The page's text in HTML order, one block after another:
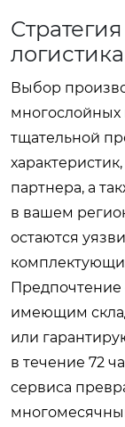
Выбор
многослойных
тщательной
партнера, а
в вашем
остаются
Предпочтение
имеющим
или
в течение 72
сервиса